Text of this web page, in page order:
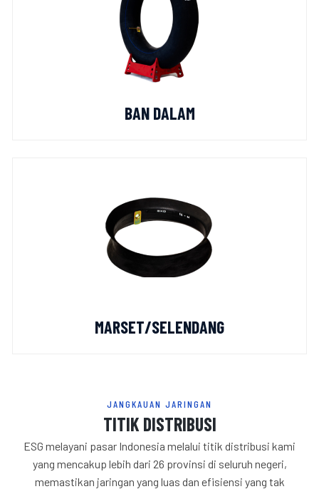
BAN DALAM
MARSET/SELENDANG
JANGKAUAN JARINGAN
TITIK DISTRIBUSI
ESG melayani pasar Indonesia melalui titik distribusi kami
yang mencakup lebih dari 26 provinsi di seluruh negeri,
memastikan jaringan yang luas dan efisiensi yang tak